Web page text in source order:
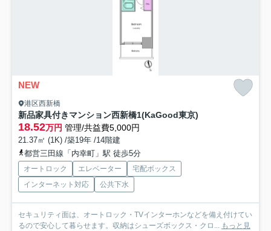
NEW
港区西新橋
新品家具付きマンション西新橋1(KaGood東京)
18.52万円 管理/共益費5,000円
21.37㎡ (1K) /築19年 /14階建
都営三田線「内幸町」駅 徒歩5分
オートロック エレベーター
宅配ボックス
インターネット対応
公共下水
セキュリティ面は、オートロック・TVインターホンなどを備え付けてい
るので安心して暮らせます。収納はシューズボックス・クロ... もっと見